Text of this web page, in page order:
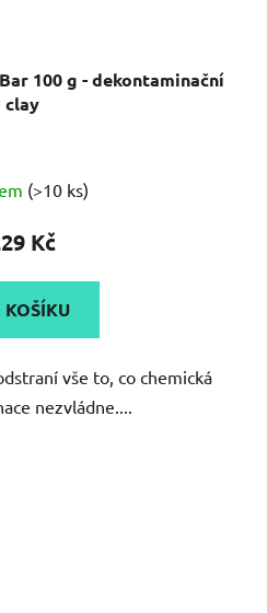
100 g - dekontaminační
clay
(>10 ks)
Kč
KOŠÍKU
vše to, co chemická
nezvládne....